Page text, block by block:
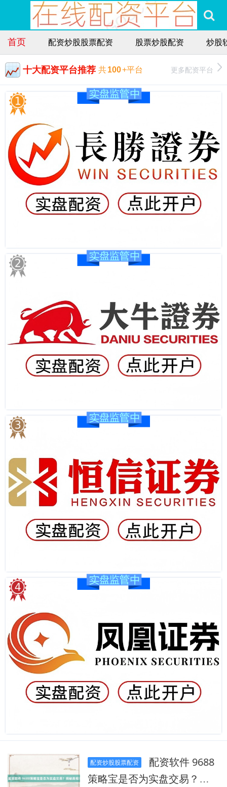
首页 配资炒股股票配资 股票炒股配资 炒股
十大配资平台推荐 共100+平台 更多配资平台
配资炒股股票配资
策略宝是否为实盘交易？揭